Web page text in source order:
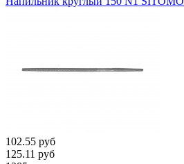
102.55 руб
125.11 руб